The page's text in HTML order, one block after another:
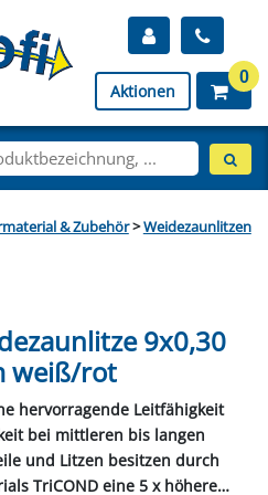
Aktionen
0
& Zubehör>Weidezaunlitzen
9x0,30
weiß/rot
hervorragende Leitfähigkeit
bei mittleren bis langen
und Litzen besitzen durch
TriCOND eine 5 x höhere